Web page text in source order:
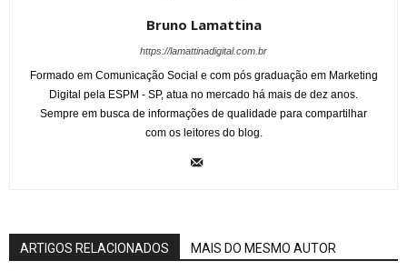
Bruno Lamattina
https://lamattinadigital.com.br
Formado em Comunicação Social e com pós graduação em Marketing
Digital pela ESPM - SP, atua no mercado há mais de dez anos.
Sempre em busca de informações de qualidade para compartilhar
com os leitores do blog.
ARTIGOS RELACIONADOS MAIS DO MESMO AUTOR